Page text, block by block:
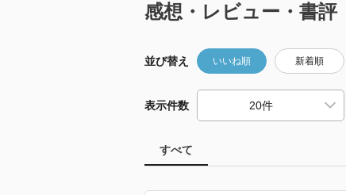
感想・レビュー・書評
並び替え いいね順 新着順
表示件数
すべて